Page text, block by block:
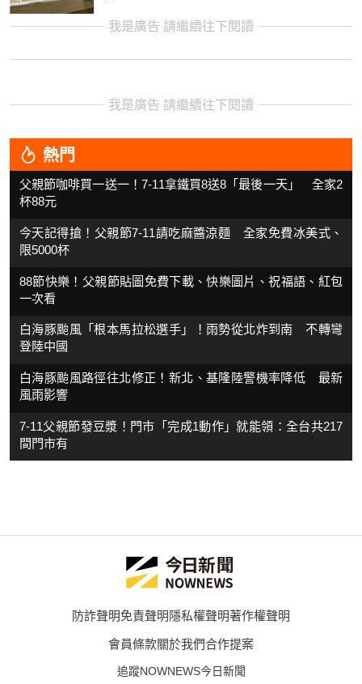
我是廣告 請繼續往下閱讀
我是廣告 請繼續往下閱讀
熱門
父親節咖啡買一送一！7-11拿鐵買8送8「最後一天」 全家2
杯88元
今天記得搶！父親節7-11請吃麻醬涼麵 全家免費冰美式、
限5000杯
88節快樂！父親節貼圖免費下載、快樂圖片、祝福語、紅包
一次看
白海豚颱風「根本馬拉松選手」！雨勢從北炸到南 不轉彎
登陸中國
白海豚颱風路徑往北修正！新北、基隆陸警機率降低 最新
風雨影響
7-11父親節發豆漿！門市「完成1動作」就能領：全台共217
間門市有
防詐聲明免責聲明隱私權聲明著作權聲明
會員條款關於我們合作提案
追蹤NOWNEWS今日新聞